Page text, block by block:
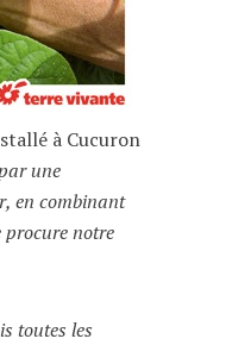
à Cucuron
une
en combinant
procure notre
toutes les